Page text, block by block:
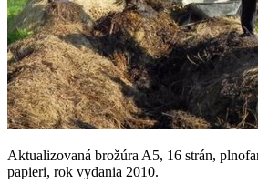
Aktualizovaná brožúra A5, 16 strán,
papieri, rok vydania 2010.